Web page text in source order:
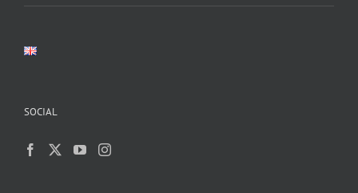
SOCIAL